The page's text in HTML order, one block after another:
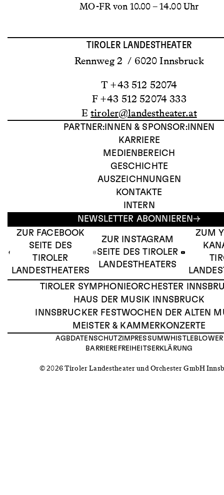
MO-FR von 10.00 – 14.00 Uhr
TIROLER LANDESTHEATER
Rennweg 2 / 6020 Innsbruck
T +43 512 52074
F +43 512 52074 333
Etiroler@landestheater.at
PARTNER:INNEN & SPONSOR:INNEN
KARRIERE
MEDIENBEREICH
GESCHICHTE
AUSZEICHNUNGEN
KONTAKTE
INTERN
NEWSLETTER ABONNIEREN
ZUR FACEBOOK
SEITE DES
TIROLER
LANDESTHEATERS
ZUR INSTAGRAM
SEITE DES TIROLER
LANDESTHEATERS
ZUM
TIROLER SYMPHONIEORCHESTER
HAUS DER MUSIK INNSBRUCK
INNSBRUCKER FESTWOCHEN DER ALTEN
MEISTER & KAMMERKONZERTE
AGB DATENSCHUTZIMPRESSUMWHISTLEBLOWER
BARRIEREFREIHEITSERKLÄRUNG
© 2026 Tiroler Landestheater und Orchester GmbH